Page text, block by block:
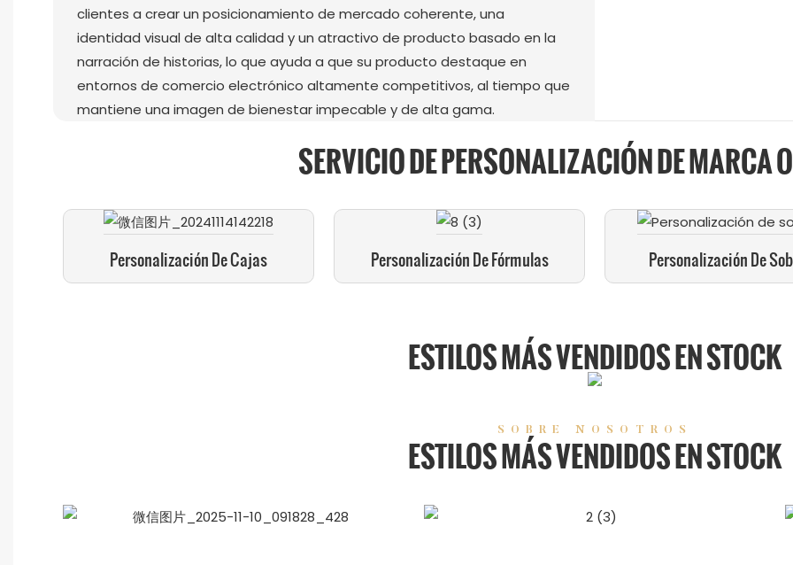
clientes a crear un posicionamiento de mercado coherente, una
identidad visual de alta calidad y un atractivo de producto basado en la
narración de historias, lo que ayuda a que su producto destaque en
entornos de comercio electrónico altamente competitivos, al tiempo que
mantiene una imagen de bienestar impecable y de alta gama.
SERVICIO DE PERSONALIZACIÓN DE MARCA
Personalización De Cajas Personalización De Fórmulas Personalización De
ESTILOS MÁS VENDIDOS EN STOCK
SOBRE NOSOTROS
ESTILOS MÁS VENDIDOS EN STOCK